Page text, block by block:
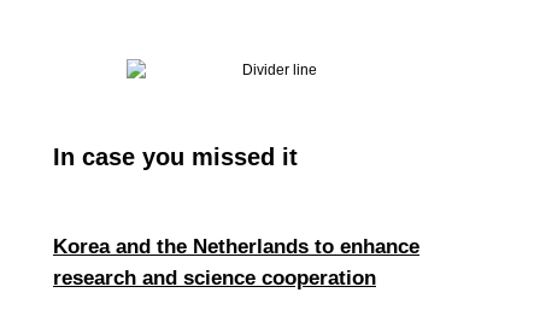
In case you missed it
Korea and the Netherlands to enhance
research and science cooperation